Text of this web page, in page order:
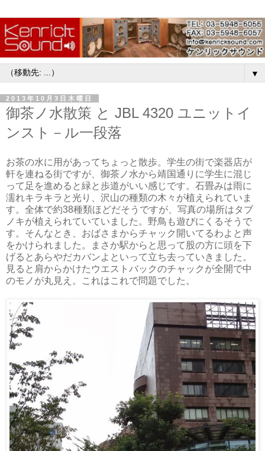
▼
2013年10月3日木曜日
御茶ノ水散策 と JBL 4320 ユニットイ
ンスト－ル一段落
お茶の水に用があってちょっと散歩。学生の街で楽器店が
軒を連ねる街ですが、御茶ノ水から靖国通りに学生に混じ
って足を進めると緑と歩道がいい感じです。石畳みは雨に
濡れキラキラと光り、沢山の種類の木々が植えられていま
す。全体で約38種類ほどだそうですが、写真の場所はタブ
ノキが植えられていていました。野鳥も遊びにくるそうで
す。そんなとき、おばさまからチャック開いてるわよと声
をかけられました。まさか駅からと思って股の方に頭を下
げるとあらやだカバンよといって立ち去っていきました。
見ると肩からかけたウエストバックのチャックが全開で中
のモノが丸見え。これはこれで問題でした。